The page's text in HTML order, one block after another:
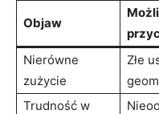
Objaw
Nierówne
zużycie
Złe‍
Trudność ⁤w‌